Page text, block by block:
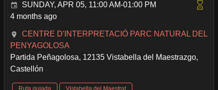
SUNDAY, APR 05, 11:00 AM-01:00 PM
4 months ago
CENTRE D'INTERPRETACIÓ PARC NATURAL DEL
PENYAGOLOSA
Partida Peñagolosa, 12135 Vistabella del Maestrazgo,
Castellón
Ruta guiada Vistabella del Maestrat